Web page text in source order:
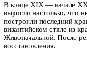
В конце XIX — начале XX
выросло настолько, что
построили последний
византийском стиле из
Живоначальной. После
восстановления.